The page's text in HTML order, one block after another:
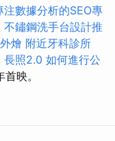
注數據分析的SEO專
不鏽鋼洗手台設計推
燴 附近牙科診所
長照2.0 如何進行公
映。